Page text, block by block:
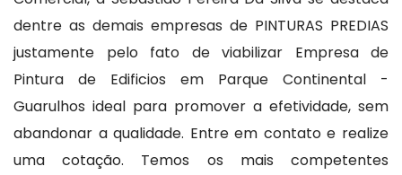
dentre as demais empresas de PINTURAS PREDIAS
justamente pelo fato de viabilizar Empresa de
Pintura de Edificios em Parque Continental -
Guarulhos ideal para promover a efetividade, sem
abandonar a qualidade. Entre em contato e realize
uma cotação. Temos os mais competentes